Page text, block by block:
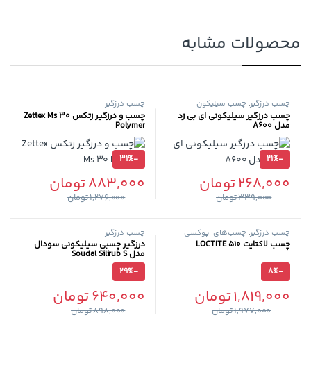
محصولات مشابه
چسب درزگیر, چسب سیلیکون
چسب درزگیر سیلیکونی ای بی زد
مدل A600
-
21%
268,000تومان
339,000تومان
چسب درزگیر
چسب و درزگیر زتکس Zettex Ms 30
Polymer
-
31%
883,000تومان
1,276,000تومان
چسب درزگیر, چسب‌های اپوکسی
چسب لاکتایت LOCTITE 510
-
8%
1,819,000تومان
1,977,000تومان
چسب درزگیر
درزگیر چسبی سیلیکونی سودال
مدل Soudal Silirub S
-
29%
640,000تومان
898,000تومان